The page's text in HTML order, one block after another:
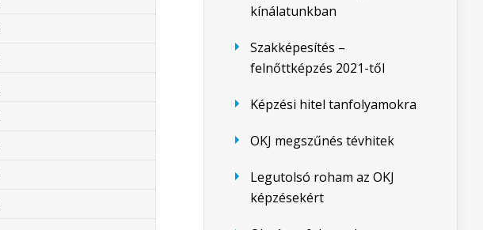
kínálatunkban
Szakképesítés –
felnőttképzés 2021-től
Képzési hitel tanfolyamokra
OKJ megszűnés tévhitek
Legutolsó roham az OKJ
képzésekért